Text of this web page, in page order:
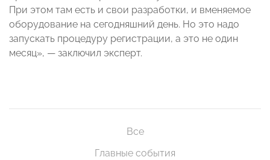
При этом там есть и свои разработки, и вменяемое
оборудование на сегодняшний день. Но это надо
запускать процедуру регистрации, а это не один
месяц», — заключил эксперт.
Все
Главные события